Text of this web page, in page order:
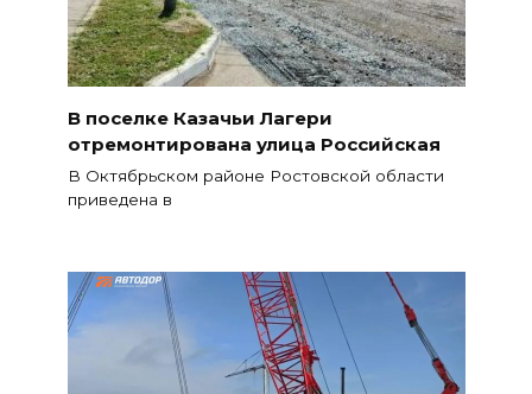
В поселке Казачьи Лагери
отремонтирована улица Российская
В Октябрьском районе Ростовской области
приведена в